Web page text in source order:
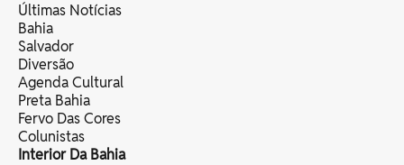
Últimas Notícias
Bahia
Salvador
Diversão
Agenda Cultural
Preta Bahia
Fervo Das Cores
Colunistas
Interior Da Bahia